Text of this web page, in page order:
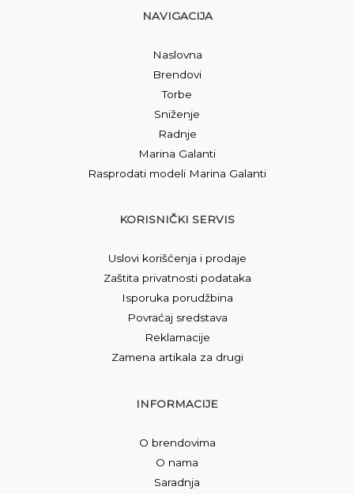
NAVIGACIJA
Naslovna
Brendovi
Torbe
Sniženje
Radnje
Marina Galanti
Rasprodati modeli Marina Galanti
KORISNIČKI SERVIS
Uslovi korišćenja i prodaje
Zaštita privatnosti podataka
Isporuka porudžbina
Povraćaj sredstava
Reklamacije
Zamena artikala za drugi
INFORMACIJE
O brendovima
O nama
Saradnja